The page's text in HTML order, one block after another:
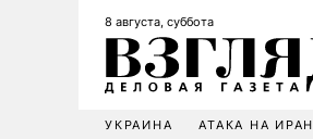
8 августа, суббота
УКРАИНА АТАКА НА ИРАН